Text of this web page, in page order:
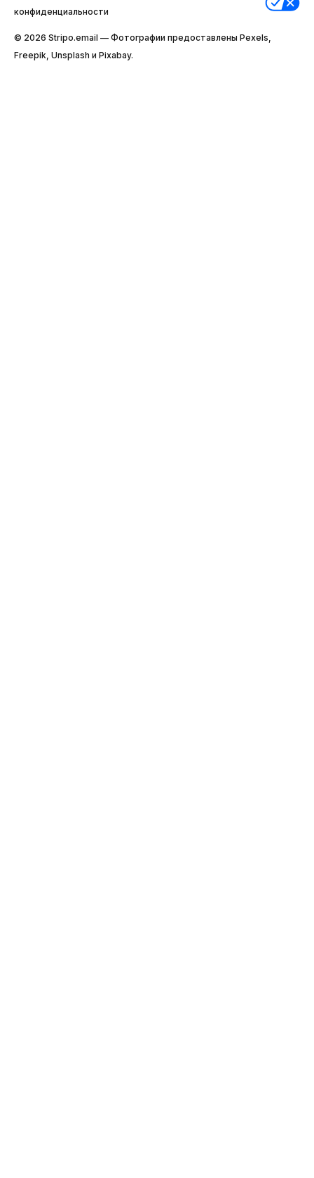
конфиденциальности
© 2026 Stripо.email — Фотографии предоставлены Pexels,
Freepik, Unsplash и Pixabay.